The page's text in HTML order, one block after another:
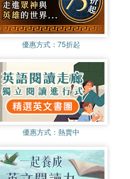
優惠方式： 75折起
優惠方式： 熱賣中